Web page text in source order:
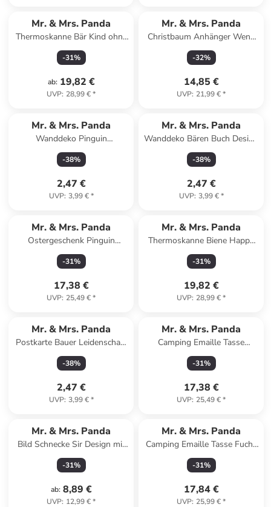
Mr. & Mrs. Panda
Thermoskanne Bär Kind ohne
Spruch in Transparent
-31%
ab: 19,82 €
UVP: 28,99 €*
Mr. & Mrs. Panda
Christbaum Anhänger Wenn
Papa es nicht reparier... in
Weiß
-32%
14,85 €
UVP: 21,99 €*
Mr. & Mrs. Panda
Wanddeko Pinguin
Weihnachtsbaum ohne
Spruch in Weiß
-38%
2,47 €
UVP: 3,99 €*
Mr. & Mrs. Panda
Wanddeko Bären Buch Design
ohne Spruch in Weiß
-38%
2,47 €
UVP: 3,99 €*
Mr. & Mrs. Panda
Ostergeschenk Pinguin
Weihnachtsbaum mit Spruch
in Eisblau
-31%
17,38 €
UVP: 25,49 €*
Mr. & Mrs. Panda
Thermoskanne Biene Happy
mit Spruch in Transparent
-31%
19,82 €
UVP: 28,99 €*
Mr. & Mrs. Panda
Postkarte Bauer Leidenschaft
mit Spruch in Weiß
-38%
2,47 €
UVP: 3,99 €*
Mr. & Mrs. Panda
Camping Emaille Tasse
Sommer Meer Glück mit
Spruch in Gelb Pastell
-31%
17,38 €
UVP: 25,49 €*
Mr. & Mrs. Panda
Bild Schnecke Sir Design mit
Spruch in Weiß
-31%
ab: 8,89 €
UVP: 12,99 €*
Mr. & Mrs. Panda
Camping Emaille Tasse Fuchs
Sterne ohne Spruch in Türkis
Pastell
-31%
17,84 €
UVP: 25,99 €*